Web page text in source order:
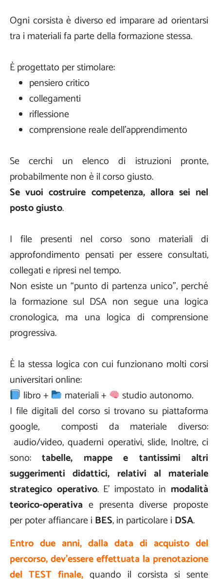
Ogni corsista è diverso ed imparare ad orientarsi
tra i materiali fa parte della formazione stessa.
È progettato per stimolare:
pensiero critico
collegamenti
riflessione
comprensione reale dell’apprendimento
Se cerchi un elenco di istruzioni pronte,
probabilmente non è il corso giusto.
Se vuoi costruire competenza, allora sei nel
posto giusto.
I file presenti nel corso sono materiali di
approfondimento pensati per essere consultati,
collegati e ripresi nel tempo.
Non esiste un “punto di partenza unico”, perché
la formazione sul DSA non segue una logica
cronologica, ma una logica di comprensione
progressiva.
È la stessa logica con cui funzionano molti corsi
universitari online:
libro +
materiali +
studio autonomo.
I file digitali del corso si trovano su piattaforma
google, composti da materiale diverso:
audio/video, quaderni operativi, slide, Inoltre, ci
sono:tabelle, mappe e tantissimi altri
suggerimenti didattici, relativi al materiale
strategico operativo. E’ impostato in modalità
teorico-operativa e presenta diverse proposte
per poter affiancare i BES, in particolare i DSA.
Entro due anni, dalla data di acquisto del
percorso, dev’essere effettuata la prenotazione
del TEST finale, quando il corsista si sente